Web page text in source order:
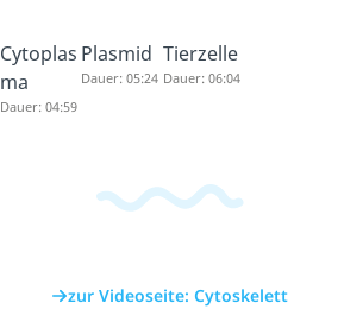
Cytoplas
ma
Dauer: 04:59
Plasmid
Dauer: 05:24
Tierzelle
Dauer: 06:04
zur Videoseite: Cytoskelett